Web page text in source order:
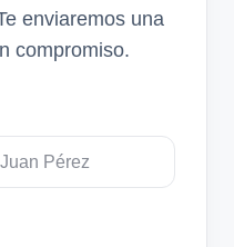
enviaremos una
compromiso.